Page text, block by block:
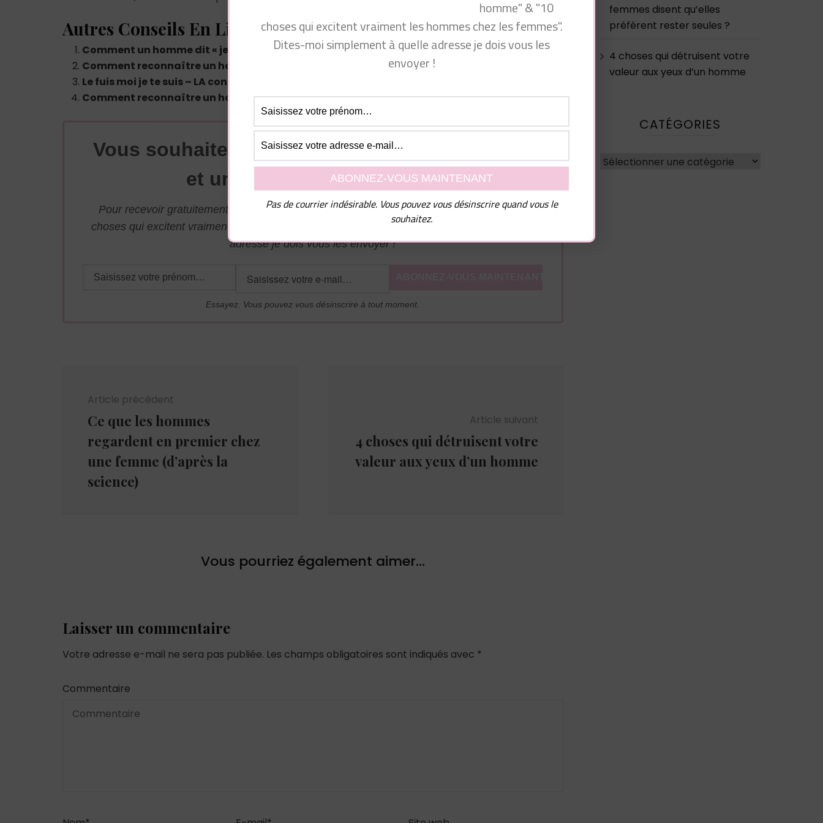
Autres Conseils En Lien :
Comment un homme dit « je t’aime » ?
Comment reconnaître un homme amoureux au lit ?
Le fuis moi je te suis – LA condition pour que cette technique fonctionne
Comment reconnaître un homme bien ?
Vous souhaitez avoir plus de succès en amour
et une super vie sexuelle ?
Pour recevoir gratuitement par mail de nombreux conseils ainsi que mon guide PDF "10
choses qui excitent vraiment les hommes chez les femmes", dites-moi simplement à quelle
adresse je dois vous les envoyer !
Essayez. Vous pouvez vous désinscrire à tout moment.
Article précédent
Ce que les hommes
regardent en premier chez
une femme (d’après la
science)
Article suivant
4 choses qui détruisent votre
valeur aux yeux d’un homme
Vous pourriez également aimer...
Laisser un commentaire
Votre adresse e-mail ne sera pas publiée. Les champs obligatoires sont indiqués avec *
Commentaire
femmes disent qu’elles
préfèrent rester seules ?
4 choses qui détruisent votre
valeur aux yeux d’un homme
CATÉGORIES
Catégories
homme" & "10
choses qui excitent vraiment les hommes chez les femmes".
Dites-moi simplement à quelle adresse je dois vous les
envoyer !
Pas de courrier indésirable. Vous pouvez vous désinscrire quand vous le
souhaitez.